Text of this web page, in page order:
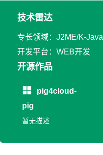
技术雷达
专长领域：J2ME/K-Java
开发平台：WEB开发
开源作品
pig4cloud-
pig
暂无描述